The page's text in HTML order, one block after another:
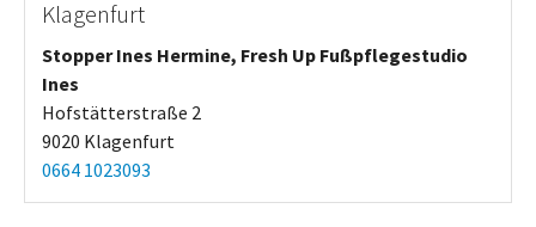
Klagenfurt
Stopper Ines Hermine, Fresh Up Fußpflegestudio
Ines
Hofstätterstraße 2
9020 Klagenfurt
0664 1023093